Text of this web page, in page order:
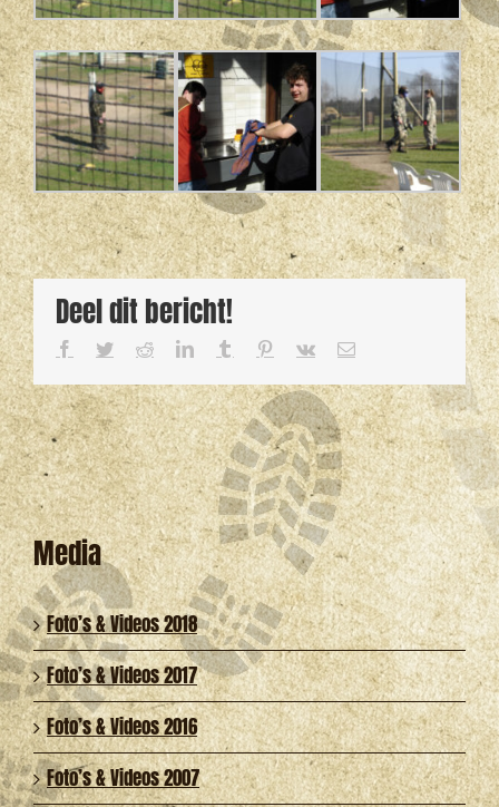
Deel dit bericht!
Facebook
TwitterRedditLinkedInTumblr Pinterest
Vk
E-
Media
Foto’s & Videos 2018
Foto’s & Videos 2017
Foto’s & Videos 2016
Foto’s & Videos 2007